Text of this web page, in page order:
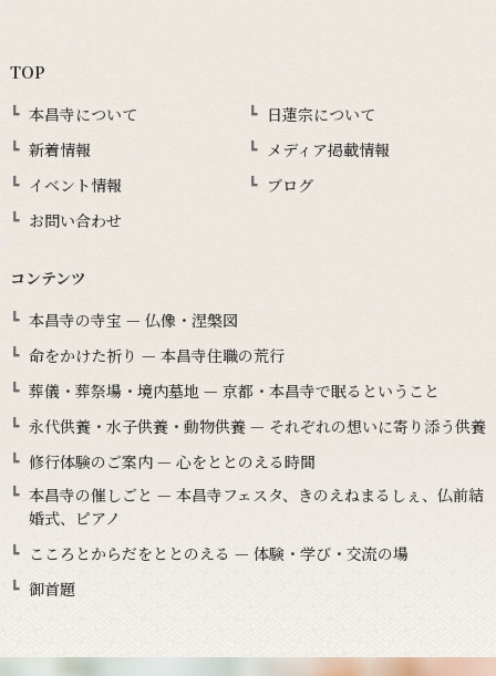
TOP
本昌寺について
日蓮宗について
新着情報
メディア掲載情報
イベント情報
ブログ
お問い合わせ
コンテンツ
本昌寺の寺宝 — 仏像・涅槃図
命をかけた祈り — 本昌寺住職の荒行
葬儀・葬祭場・境内墓地 — 京都・本昌寺で眠るということ
永代供養・水子供養・動物供養 — それぞれの想いに寄り添う供養
修行体験のご案内 — 心をととのえる時間
本昌寺の催しごと — 本昌寺フェスタ、きのえねまるしぇ、仏前結
婚式、ピアノ
こころとからだをととのえる — 体験・学び・交流の場
御首題